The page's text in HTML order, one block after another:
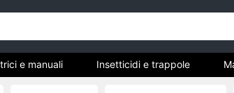
e manuali Insetticidi e trappole